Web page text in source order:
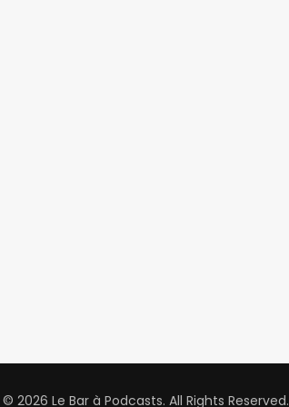
2026 Le Bar à Podcasts. All Rights Reserved.